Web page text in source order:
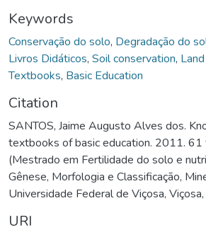
Keywords
Conservação do solo, Degradação do
Livros Didáticos, Soil conservation,
Textbooks, Basic Education
Citation
SANTOS, Jaime Augusto Alves dos.
textbooks of basic education. 2011. 61
(Mestrado em Fertilidade do solo e
Gênese, Morfologia e Classificação,
Universidade Federal de Viçosa,
URI